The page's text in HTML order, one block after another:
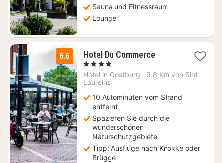
Sauna und Fitnessraum
Lounge
6.6 Hotel Du Commerce1
ab
, 4 Sterne
Hotel in Oostburg · 9.8 Km von Sint-
Laureins
10 Autominuten vom Strand
entfernt
Spazieren Sie durch die
wunderschönen
Naturschutzgebiete
Tipp: Ausflüge nach Knokke oder
Brügge